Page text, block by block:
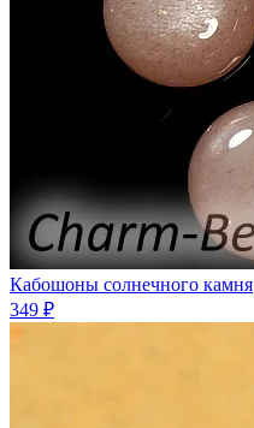
Кабошоны солнечного камня
349 ₽